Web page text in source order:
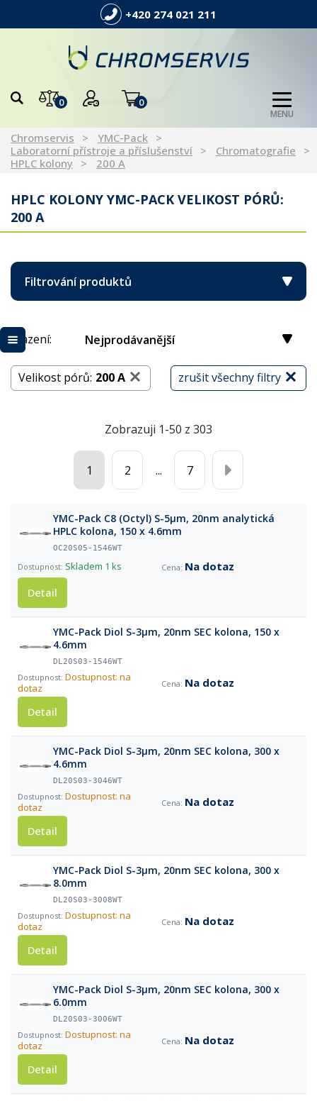
+420 274 021 211
0 0
MENU
Chromservis
YMC-Pack
Laboratorní přístroje a příslušenství
Chromatografie
HPLC kolony
200 A
HPLC KOLONY YMC-PACK VELIKOST PÓRŮ:
200 A
Filtrování produktů
Řazení: Nejprodávanější
zrušit všechny filtry
Velikost pórů: 200 A
Zobrazuji 1-50 z 303
1 2 ... 7
YMC-Pack C8 (Octyl) S-5µm, 20nm analytická
HPLC kolona, 150 x 4.6mm
OC20S05-1546WT
Skladem 1 ks
Na dotaz
Detail
YMC-Pack Diol S-3µm, 20nm SEC kolona, 150 x
4.6mm
DL20S03-1546WT
Dostupnost: na
dotaz
Na dotaz
Detail
YMC-Pack Diol S-3µm, 20nm SEC kolona, 300 x
4.6mm
DL20S03-3046WT
Dostupnost: na
dotaz
Na dotaz
Detail
YMC-Pack Diol S-3µm, 20nm SEC kolona, 300 x
8.0mm
DL20S03-3008WT
Dostupnost: na
dotaz
Na dotaz
Detail
YMC-Pack Diol S-3µm, 20nm SEC kolona, 300 x
6.0mm
DL20S03-3006WT
Dostupnost: na
dotaz
Na dotaz
Detail